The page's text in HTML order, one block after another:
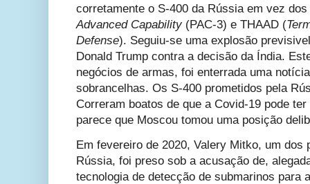
corretamente o S-400 da Rússia em vez
Advanced Capability(PAC-3) e THAAD (
Defense). Seguiu-se uma explosão
Donald Trump contra a decisão da Índia.
negócios de armas, foi enterrada uma
sobrancelhas. Os S-400 prometidos pela
Correram boatos de que a Covid-19 pode
parece que Moscou tomou uma posição
Em fevereiro de 2020, Valery Mitko, um
Rússia, foi preso sob a acusação de,
tecnologia de detecção de submarinos para